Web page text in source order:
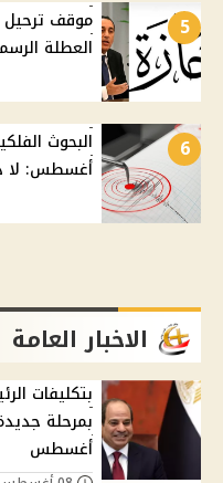
5
العطلة
6
أغسطس: لا
الاخبار العامة
بتكليفات
أغسطس